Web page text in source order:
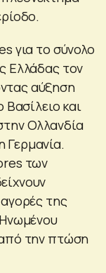
για το σύνολο
Ελλάδας τον
αύξηση
Βασίλειο και
Ολλανδία
Γερμανία.
των
της
από την πτώση